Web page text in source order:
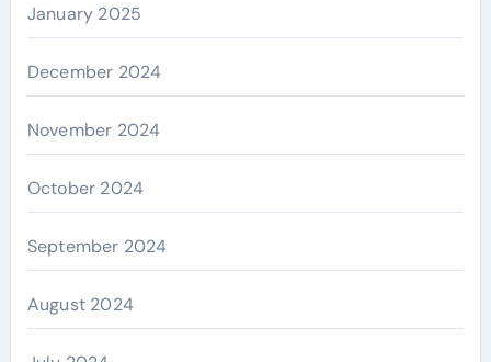
January 2025
December 2024
November 2024
October 2024
September 2024
August 2024